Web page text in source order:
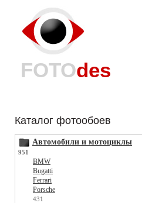
FOTOdes
Каталог фотообоев
Автомобили и мотоциклы
951
BMW
Bugatti
Ferrari
Porsche
431